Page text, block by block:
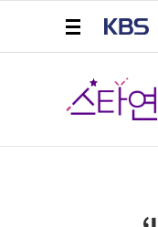
스타연예
페
트
네
글
글
해